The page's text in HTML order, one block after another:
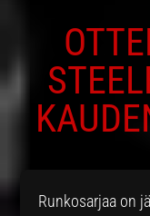
Runkosarjaa on